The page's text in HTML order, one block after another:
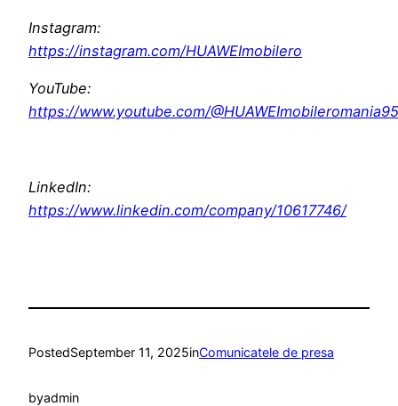
Instagram:
https://instagram.com/HUAWEImobilero
YouTube:
https://www.youtube.com/
LinkedIn:
https://www.linkedin.com/company/10617746/
PostedSeptember 11, 2025inComunicatele de presa
byadmin